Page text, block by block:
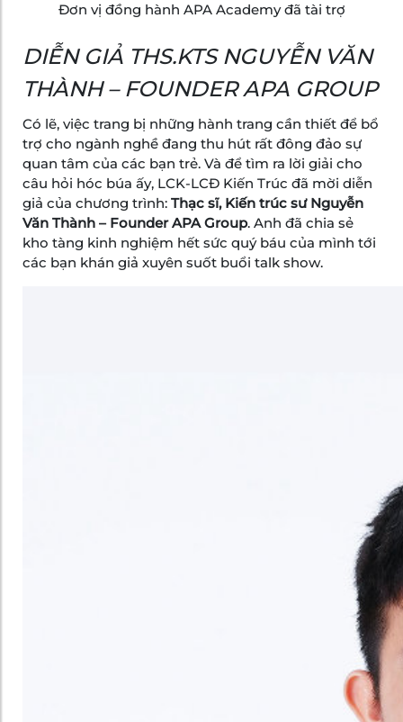
Đơn vị đồng hành APA Academy đã tài trợ
DIỄN GIẢ THS.KTS NGUYỄN VĂN
THÀNH – FOUNDER APA GROUP
Có lẽ, việc trang bị những hành trang cần thiết để bổ
trợ cho ngành nghề đang thu hút rất đông đảo sự
quan tâm của các bạn trẻ. Và để tìm ra lời giải cho
câu hỏi hóc búa ấy, LCK-LCĐ Kiến Trúc đã mời diễn
giả của chương trình: Thạc sĩ, Kiến trúc sư Nguyễn
Văn Thành – Founder APA Group. Anh đã chia sẻ
kho tàng kinh nghiệm hết sức quý báu của mình tới
các bạn khán giả xuyên suốt buổi talk show.